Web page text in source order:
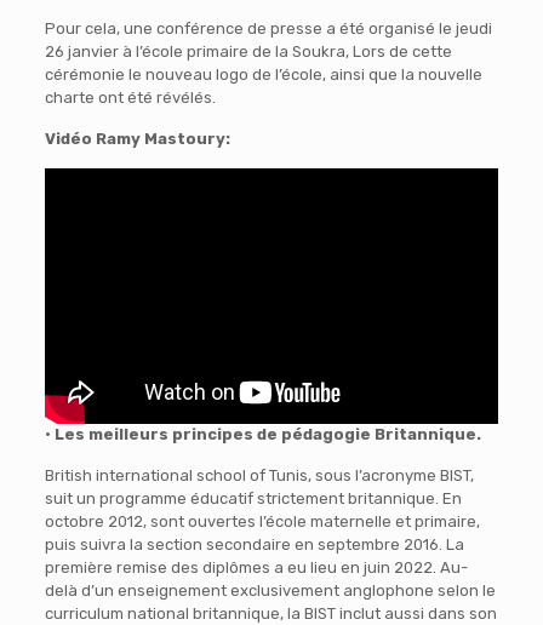
Pour cela, une conférence de presse a été organisé le jeudi
26 janvier à l’école primaire de la Soukra, Lors de cette
cérémonie le nouveau logo de l’école, ainsi que la nouvelle
charte ont été révélés.
Vidéo Ramy Mastoury:
• Les meilleurs principes de pédagogie Britannique.
British international school of Tunis, sous l’acronyme BIST,
suit un programme éducatif strictement britannique. En
octobre 2012, sont ouvertes l’école maternelle et primaire,
puis suivra la section secondaire en septembre 2016. La
première remise des diplômes a eu lieu en juin 2022. Au-
delà d’un enseignement exclusivement anglophone selon le
curriculum national britannique, la BIST inclut aussi dans son